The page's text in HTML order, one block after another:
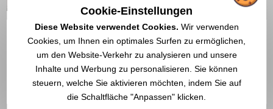
Personalisiertes temporäres
Tattoo mit Logo | Großhändler
Entdecken Sie unsere temporären Tattoos und
Cookie-Einstellungen
Diese Website verwendet Cookies. Wir verwenden
Cookies, um Ihnen ein optimales Surfen zu ermöglichen,
um den Website-Verkehr zu analysieren und unsere
Inhalte und Werbung zu personalisieren. Sie können
steuern, welche Sie aktivieren möchten, indem Sie auf
die Schaltfläche "Anpassen" klicken.